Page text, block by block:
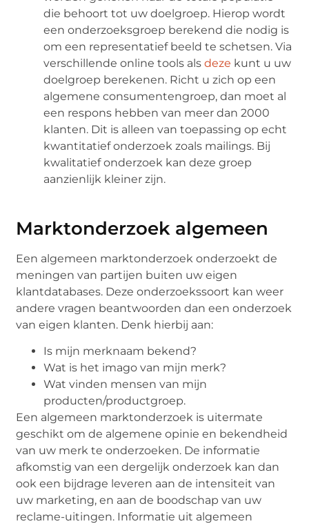
die behoort tot uw doelgroep. Hierop wordt
een onderzoeksgroep berekend die nodig is
om een representatief beeld te schetsen. Via
verschillende online tools alsdeze kunt u uw
doelgroep berekenen. Richt u zich op een
algemene consumentengroep, dan moet al
een respons hebben van meer dan 2000
klanten. Dit is alleen van toepassing op echt
kwantitatief onderzoek zoals mailings. Bij
kwalitatief onderzoek kan deze groep
aanzienlijk kleiner zijn.
Marktonderzoek algemeen
Een algemeen marktonderzoek onderzoekt de
meningen van partijen buiten uw eigen
klantdatabases. Deze onderzoekssoort kan weer
andere vragen beantwoorden dan een onderzoek
van eigen klanten. Denk hierbij aan:
Is mijn merknaam bekend?
Wat is het imago van mijn merk?
Wat vinden mensen van mijn
producten/productgroep.
Een algemeen marktonderzoek is uitermate
geschikt om de algemene opinie en bekendheid
van uw merk te onderzoeken. De informatie
afkomstig van een dergelijk onderzoek kan dan
ook een bijdrage leveren aan de intensiteit van
uw marketing, en aan de boodschap van uw
reclame-uitingen. Informatie uit algemeen